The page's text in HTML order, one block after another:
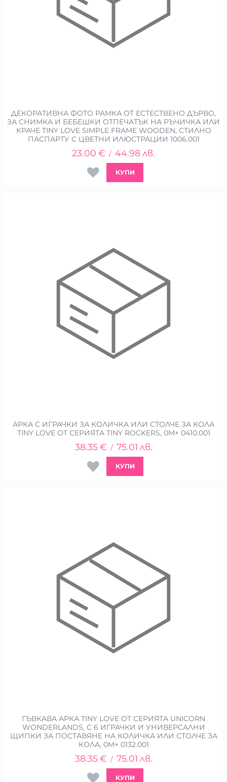
ДЕКОРАТИВНА ФОТО РАМКА ОТ ЕСТЕСТВЕНО ДЪРВО,
ЗА СНИМКА И БЕБЕШКИ ОТПЕЧАТЪК НА РЪЧИЧКА ИЛИ
КРАЧЕ TINY LOVE SIMPLE FRAME WOODEN, СТИЛНО
ПАСПАРТУ С ЦВЕТНИ ИЛЮСТРАЦИИ 1006.001
23.00 € / 44.98лв.
КУПИ
АРКА С ИГРАЧКИ ЗА КОЛИЧКА ИЛИ СТОЛЧЕ ЗА КОЛА
TINY LOVE ОТ СЕРИЯТА TINY ROCKERS, 0М+ 0410.001
38.35 € / 75.01 лв.
КУПИ
ГЪВКАВА АРКА TINY LOVE ОТ СЕРИЯТА UNICORN
WONDERLANDS, С 6 ИГРАЧКИ И УНИВЕРСАЛНИ
ЩИПКИ ЗА ПОСТАВЯНЕ НА КОЛИЧКА ИЛИ СТОЛЧЕ ЗА
КОЛА, 0М+ 0132.001
38.35 € / 75.01 лв.
КУПИ